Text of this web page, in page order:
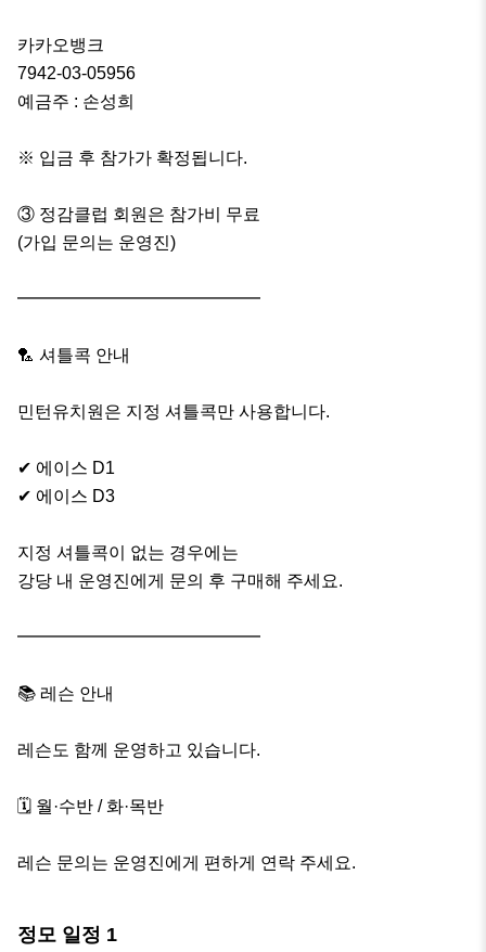
카카오뱅크
7942-03-05956
예금주 : 손성희
※ 입금 후 참가가 확정됩니다.
③ 정감클럽 회원은 참가비 무료
(가입 문의는 운영진)
━━━━━━━━━━━━━━
🏸 셔틀콕 안내
민턴유치원은 지정 셔틀콕만 사용합니다.
✔ 에이스 D1
✔ 에이스 D3
지정 셔틀콕이 없는 경우에는
강당 내 운영진에게 문의 후 구매해 주세요.
━━━━━━━━━━━━━━
📚 레슨 안내
레슨도 함께 운영하고 있습니다.
🗓 월·수반 / 화·목반
레슨 문의는 운영진에게 편하게 연락 주세요.
정모 일정 1